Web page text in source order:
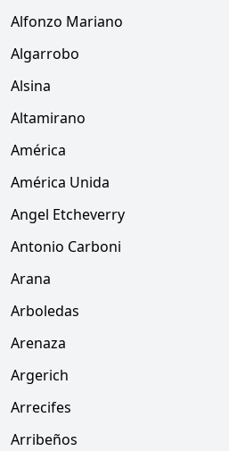
Alfonzo Mariano
Algarrobo
Alsina
Altamirano
América
América Unida
Angel Etcheverry
Antonio Carboni
Arana
Arboledas
Arenaza
Argerich
Arrecifes
Arribeños